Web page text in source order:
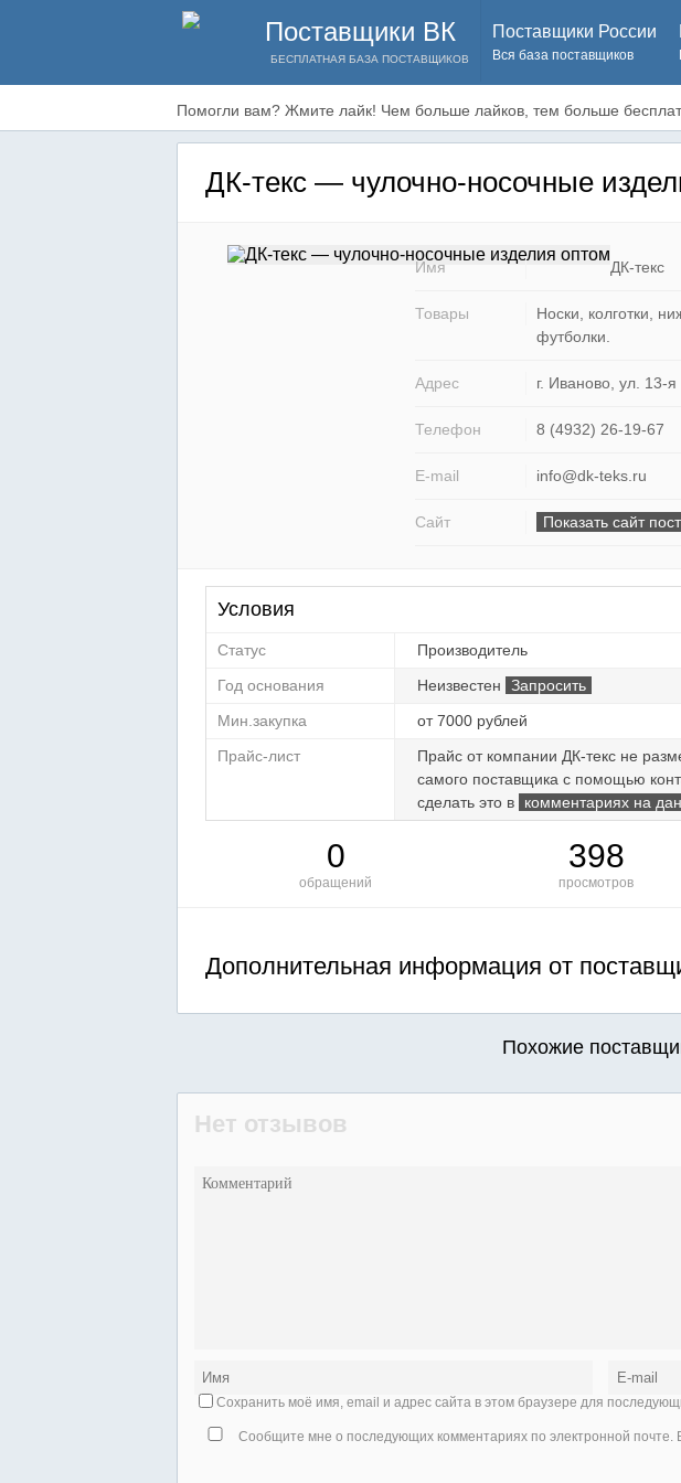
Поставщики ВК
БЕСПЛАТНАЯ БАЗА ПОСТАВЩИКОВ
Поставщики России
Вся база поставщиков
Помогли вам? Жмите лайк! Чем больше лайков, тем больше
ДК-текс — чулочно-носочные
Имя ДК-текс
Товары
Носки, колготки,
футболки.
Адрес г. Иваново, ул. 13-
Телефон 8 (4932) 26-19-67
E-mail info@dk-teks.ru
Сайт Показать сайт
Условия
Статус
Производитель
Год основания
Неизвестен
Запросить
Мин.закупка
от 7000 рублей
Прайс-лист
Прайс от компании ДК-текс не
самого поставщика с помощью
сделать это в
комментариях на
0
обращений
398
просмотров
Дополнительная информация от
Похожие
Нет отзывов
Сохранить моё имя, email и адрес сайта в этом браузере для
Сообщите мне о последующих комментариях по электронной почте.